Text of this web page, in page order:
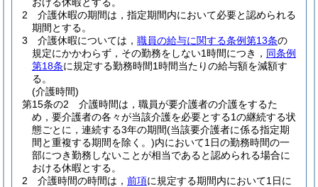
2
介護休暇の期間は，指定期間内において必要と認められる
期間とする。
3
介護休暇については， 職員の給与に関する条例第13条の
規定にかかわらず，その勤務をしない1時間につき， 同条例
第18条に規定する勤務時間1時間当たりの給与額を減額す
る。
(介護時間)
第15条の2
介護時間は，職員が要介護者の介護をするた
め，要介護者の各々が当該介護を必要とする1の継続する状
態ごとに，連続する3年の期間(当該要介護者に係る指定期
間と重複する期間を除く。)内において1日の勤務時間の一
部につき勤務しないことが相当であると認められる場合に
おける休暇とする。
2
介護時間の時間は， 前項に規定する期間内において1日に